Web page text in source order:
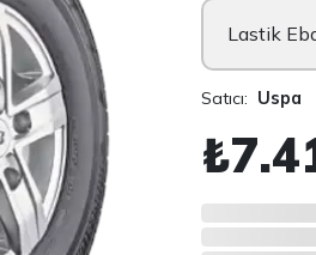
Lastik
Satıcı: Uspa